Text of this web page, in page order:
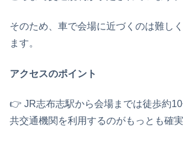
そのため、車で会場に近づくのは難し
ます。
アクセスのポイント
👉️ JR志布志駅から会場までは徒歩約
共交通機関を利用するのがもっとも確実